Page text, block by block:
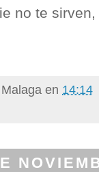
no te sirven,
en 14:14